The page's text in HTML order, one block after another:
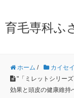
育毛専科ふ
ホーム / カイセ
"「ミレットシリー
効果と頭皮の健康維持